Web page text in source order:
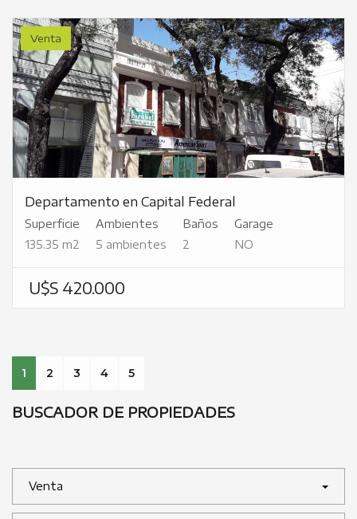
Venta
Departamento en Capital Federal
Superficie
135.35 m2
Ambientes
5 ambientes
Baños
2
Garage
NO
U$S 420.000
1 2 3 4 5
BUSCADOR DE PROPIEDADES
Venta